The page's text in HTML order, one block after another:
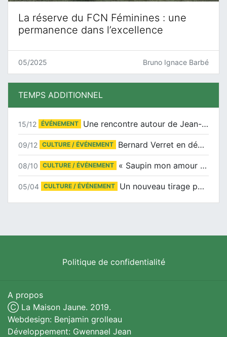
La réserve du FCN Féminines : une
permanence dans l’excellence
05/2025 Bruno Ignace Barbé
TEMPS ADDITIONNEL
15/12 ÉVÉNEMENT Une rencontre autour de Jean-Claude Suaudeau
09/12 CULTURE / ÉVÉNEMENT Bernard Verret en dédicaces le samedi 13 décembre à l’Espace Culturel Atlantis
08/10 CULTURE / ÉVÉNEMENT « Saupin mon amour » au salon du livre de Trentemoult
05/04 CULTURE / ÉVÉNEMENT Un nouveau tirage pour le Docu-BD
Politique de confidentialité
A propos
Ⓒ La Maison Jaune. 2019.
Webdesign: Benjamin grolleau
Développement: Gwennael Jean